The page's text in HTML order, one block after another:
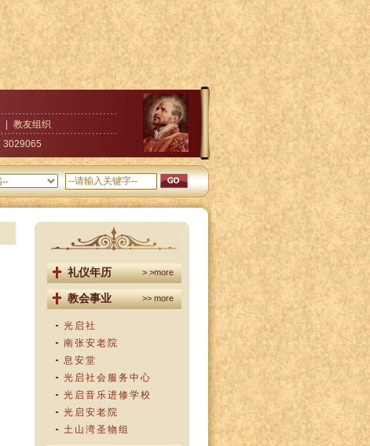
教友组织
3029065
礼仪年历 > >more
教会事业 >> more
光启社
南张安老院
息安堂
光启社会服务中心
光启音乐进修学校
光启安老院
土山湾圣物组